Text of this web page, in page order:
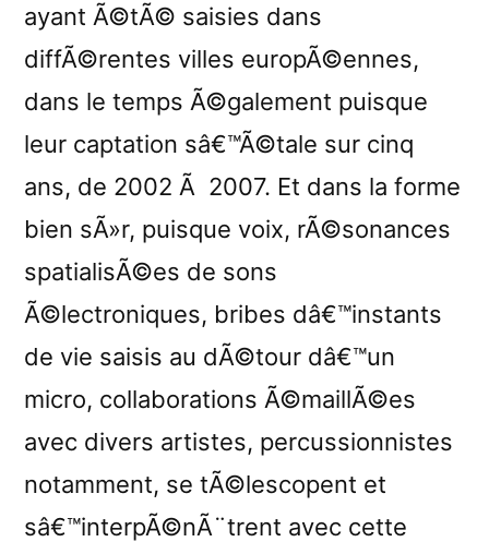
ayant Ã©tÃ© saisies dans
diffÃ©rentes villes europÃ©ennes,
dans le temps Ã©galement puisque
leur captation sâ€™Ã©tale sur cinq
ans, de 2002 Ã 2007. Et dans la forme
bien sÃ»r, puisque voix, rÃ©sonances
spatialisÃ©es de sons
Ã©lectroniques, bribes dâ€™instants
de vie saisis au dÃ©tour dâ€™un
micro, collaborations Ã©maillÃ©es
avec divers artistes, percussionnistes
notamment, se tÃ©lescopent et
sâ€™interpÃ©nÃ¨trent avec cette